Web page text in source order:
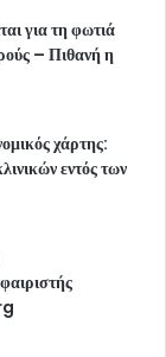
για τη φωτιά
– Πιθανή η
χάρτης:
εντός των